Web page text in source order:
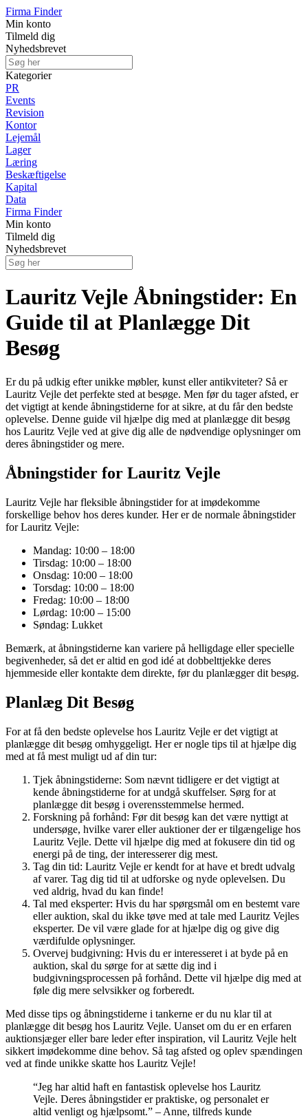
Firma Finder
Min konto
Tilmeld dig
Nyhedsbrevet
Kategorier
PR
Events
Revision
Kontor
Lejemål
Lager
Læring
Beskæftigelse
Kapital
Data
Firma Finder
Min konto
Tilmeld dig
Nyhedsbrevet
Lauritz Vejle Åbningstider: En
Guide til at Planlægge Dit
Besøg
Er du på udkig efter unikke møbler, kunst eller antikviteter? Så er
Lauritz Vejle det perfekte sted at besøge. Men før du tager afsted, er
det vigtigt at kende åbningstiderne for at sikre, at du får den bedste
oplevelse. Denne guide vil hjælpe dig med at planlægge dit besøg
hos Lauritz Vejle ved at give dig alle de nødvendige oplysninger om
deres åbningstider og mere.
Åbningstider for Lauritz Vejle
Lauritz Vejle har fleksible åbningstider for at imødekomme
forskellige behov hos deres kunder. Her er de normale åbningstider
for Lauritz Vejle:
Mandag: 10:00 – 18:00
Tirsdag: 10:00 – 18:00
Onsdag: 10:00 – 18:00
Torsdag: 10:00 – 18:00
Fredag: 10:00 – 18:00
Lørdag: 10:00 – 15:00
Søndag: Lukket
Bemærk, at åbningstiderne kan variere på helligdage eller specielle
begivenheder, så det er altid en god idé at dobbelttjekke deres
hjemmeside eller kontakte dem direkte, før du planlægger dit besøg.
Planlæg Dit Besøg
For at få den bedste oplevelse hos Lauritz Vejle er det vigtigt at
planlægge dit besøg omhyggeligt. Her er nogle tips til at hjælpe dig
med at få mest muligt ud af din tur:
Tjek åbningstiderne: Som nævnt tidligere er det vigtigt at
kende åbningstiderne for at undgå skuffelser. Sørg for at
planlægge dit besøg i overensstemmelse hermed.
Forskning på forhånd: Før dit besøg kan det være nyttigt at
undersøge, hvilke varer eller auktioner der er tilgængelige hos
Lauritz Vejle. Dette vil hjælpe dig med at fokusere din tid og
energi på de ting, der interesserer dig mest.
Tag din tid: Lauritz Vejle er kendt for at have et bredt udvalg
af varer. Tag dig tid til at udforske og nyde oplevelsen. Du
ved aldrig, hvad du kan finde!
Tal med eksperter: Hvis du har spørgsmål om en bestemt vare
eller auktion, skal du ikke tøve med at tale med Lauritz Vejles
eksperter. De vil være glade for at hjælpe dig og give dig
værdifulde oplysninger.
Overvej budgivning: Hvis du er interesseret i at byde på en
auktion, skal du sørge for at sætte dig ind i
budgivningsprocessen på forhånd. Dette vil hjælpe dig med at
føle dig mere selvsikker og forberedt.
Med disse tips og åbningstiderne i tankerne er du nu klar til at
planlægge dit besøg hos Lauritz Vejle. Uanset om du er en erfaren
auktionsjæger eller bare leder efter inspiration, vil Lauritz Vejle helt
sikkert imødekomme dine behov. Så tag afsted og oplev spændingen
ved at finde unikke skatte hos Lauritz Vejle!
“Jeg har altid haft en fantastisk oplevelse hos Lauritz
Vejle. Deres åbningstider er praktiske, og personalet er
altid venligt og hjælpsomt.” – Anne, tilfreds kunde